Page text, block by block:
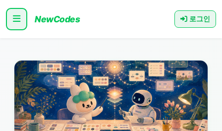
NewCodes 로그인